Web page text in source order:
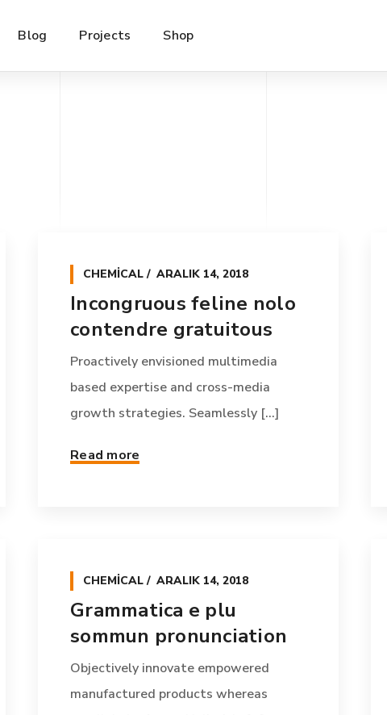
Blog Projects Shop
CHEMICAL ARALIK 14, 2018
Incongruous feline nolo
contendre gratuitous
Proactively envisioned multimedia
based expertise and cross-media
growth strategies. Seamlessly [...]
Read more
CHEMICAL ARALIK 14, 2018
Grammatica e plu
sommun pronunciation
Objectively innovate empowered
manufactured products whereas